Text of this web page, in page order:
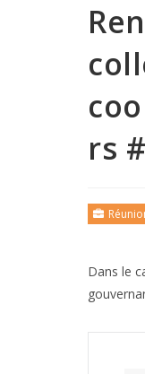
rs
Dans le